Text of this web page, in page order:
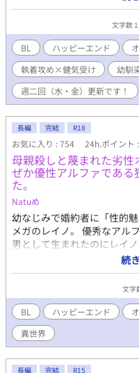
わりに「二十歳までに伴侶
を産み続けること」を義務
は、赤ちゃんの頃に家族と
孤独な成己の支えは幼馴染
夢。 「自分の家族を持って
は、叶うはずだった。 高校
初恋の人・晶と再会し、浮
誕生日を目前に、婚約を解
べたのは、幼馴染の宏章だ
ように思っていた宏章に、
(包容ヤンデレ）×成己(健気
♡ ※ストレス展開が長く続
ピーエンドになります
す。 ☆感想コメント、誠に
読ませて頂いております♡
紙は小槻みしろさんに頂き
二話までを修正の為非公開
りがとうございました
度加筆修正いたします。ご
ん。 今までのお話を読んで
したm(_ _)m ※25年5月13
文字数
BL ハッピーエンド
執着攻め×健気受け
幼馴
週二回（水・金）更新です！
長編 完結 R18
お気に入り : 754 24h.ポイント
母親殺しと蔑まれた劣
ぜか優性アルファであ
た。
Natuめ
幼なじみで婚約者に「性的
メガのレイノ。 優秀なアル
男として生まれたのにレイ
一族の面汚しとひどい扱い
自殺してしまう。 『お前が
病んだ末の結末がこれだ
った母への復讐は済んだ
の遺体を前に、父からはそ
は、そんなレイノに優しく
すら言ってくれていたのに
「だからごめん、別れてく
んだ」 年老いたアルファに
続
文字
BL ハッピーエンド
異世界
長編 完結 R15